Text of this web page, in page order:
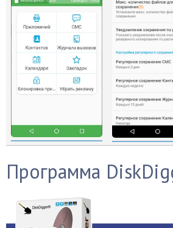
Программа